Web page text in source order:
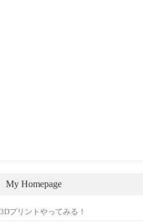
My Homepage
3Dプリントやってみる！